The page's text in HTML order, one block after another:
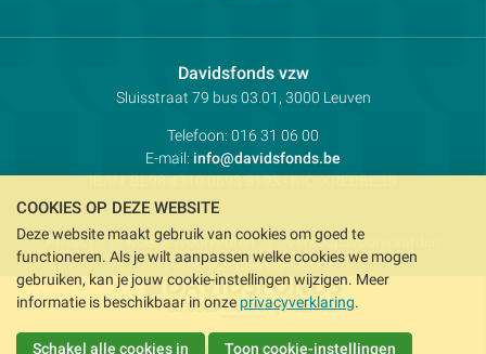
Davidsfonds vzwContactpersoon:
Adres:
Sluisstraat 79 bus 03.01, 3000 Leuven
Telefoon: 016 31 06 00
E-mail: info@davidsfonds.be
IBAN:BE98 4310 0693 8193- BIC:KREDBEBB
Privacy Koekjesvoorkeuren
Verkoopsvoorwaarden
Intellectueel eigendom
COOKIES OP DEZE WEBSITE
Deze website maakt gebruik van cookies om goed te
functioneren. Als je wilt aanpassen welke cookies we mogen
gebruiken, kan je jouw cookie-instellingen wijzigen. Meer
informatie is beschikbaar in onzeprivacyverklaring.
Schakel alle cookies in Toon cookie-instellingen